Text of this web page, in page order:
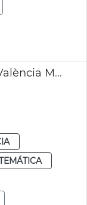
Arte Urbano Ayuntamiento València Mural Mediterraneus Dulk